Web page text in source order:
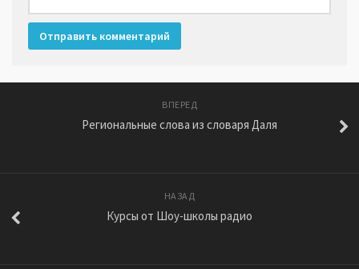
ВПЕРЕД
Региональные слова из словаря Даля
НАЗАД
Курсы от Шоу-школы радио